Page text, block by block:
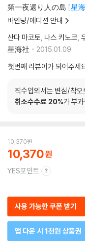
第一夜還り人の島 星
바인딩/에디션 안내
산다 마코토 나스 키노코
星海社
2015.01.09.
첫번째 리뷰어가 되어주세
직수입외서는 변심/착
취소수수료 20%가 부
10,370원
10,370
YES포인트
사용 가능한 쿠폰 받기
앱 다운 시 1천원 상품권